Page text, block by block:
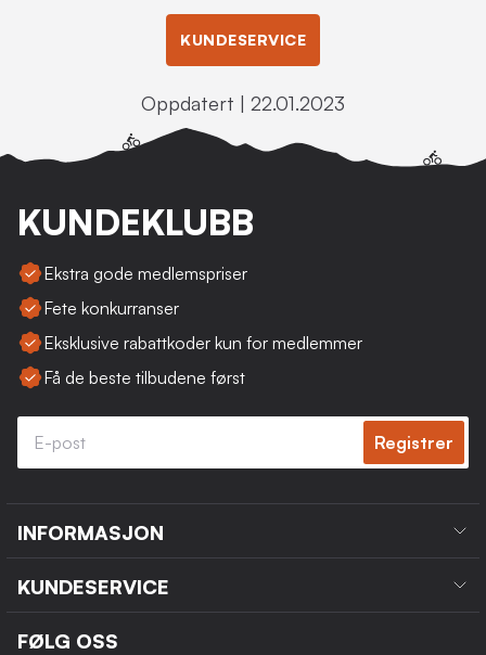
KUNDESERVICE
Oppdatert | 22.01.2023
KUNDEKLUBB
Ekstra gode medlemspriser
Fete konkurranser
Eksklusive rabattkoder kun for medlemmer
Få de beste tilbudene først
Registrer
INFORMASJON
KUNDESERVICE
FØLG OSS